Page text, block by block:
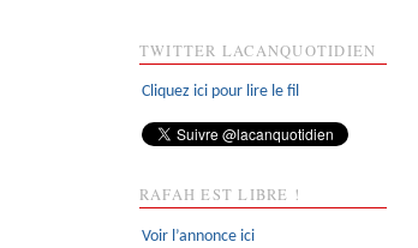
TWITTER LACANQUOTIDIEN
Cliquez ici pour lire le fil
RAFAH EST LIBRE !
Voir l’annonce ici